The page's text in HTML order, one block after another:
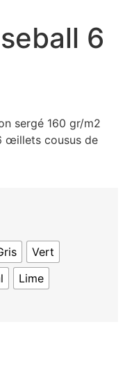
6
sergé 160 gr/m2
œillets cousus de
Vert
Lime